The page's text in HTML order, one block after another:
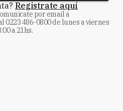
Registrate aquí
por email a
0223 486-0800de lunes a viernes
a 21hs.